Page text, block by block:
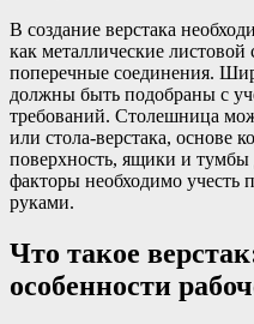
В создание верстака
как металлические
поперечные соединения.
должны быть подобраны с
требований. Столешница
или стола-верстака, основе
поверхность, ящики и тумбы
факторы необходимо учесть
руками.
Что такое
особенности